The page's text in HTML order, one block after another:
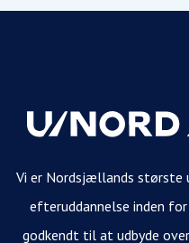
Vi er Nordsjællands største
efteruddannelse inden
godkendt til at udbyde